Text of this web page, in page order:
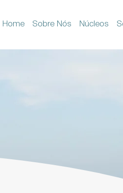
Home Sobre Nós Núcleos